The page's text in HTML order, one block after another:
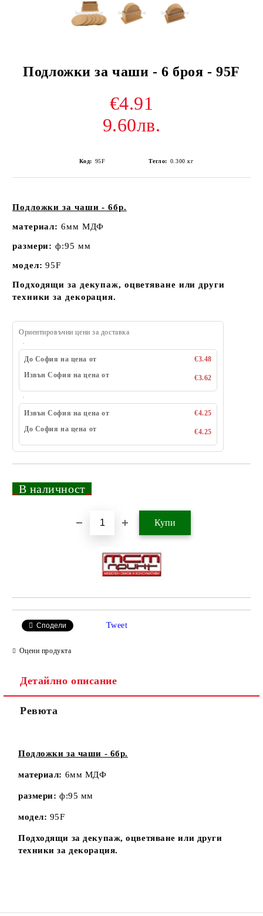
Подложки за чаши - 6 броя - 95F
€4.91
9.60лв.
Код: 95F Тегло: 0.300 кг
Подложки за чаши - 6бр.
материал: 6мм МДФ
размери: ф:95 мм
модел: 95F
Подходящи за декупаж, оцветяване или други
техники за декорация.
Ориентировъчни цени за доставка
До София на цена от
€3.48
Извън София на цена от
€3.62
Извън София на цена от
€4.25
До София на цена от
€4.25
В наличност
Сподели Tweet
Оцени продукта
Детайлно описание
Ревюта
Подложки за чаши - 6бр.
материал: 6мм МДФ
размери: ф:95 мм
модел: 95F
Подходящи за декупаж, оцветяване или други
техники за декорация.